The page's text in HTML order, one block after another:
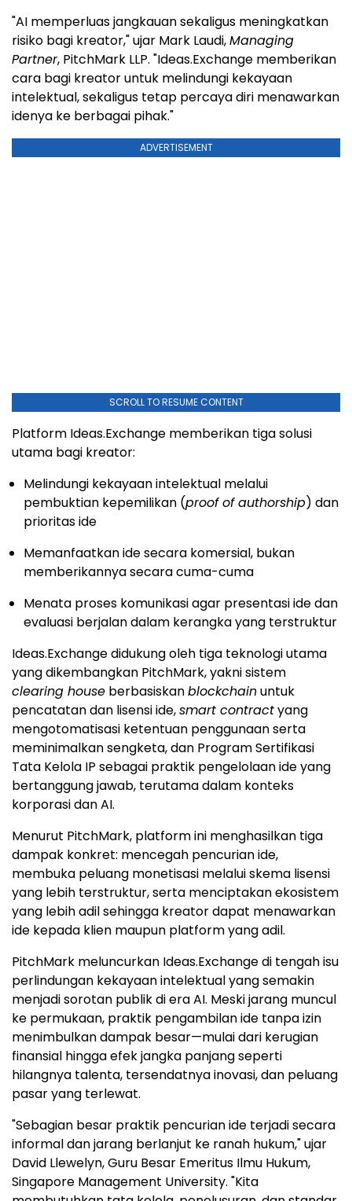
"AI memperluas jangkauan sekaligus meningkatkan
risiko bagi kreator," ujar Mark Laudi,Managing
Partner, PitchMark LLP. "Ideas.Exchange memberikan
cara bagi kreator untuk melindungi kekayaan
intelektual, sekaligus tetap percaya diri menawarkan
idenya ke berbagai pihak."
ADVERTISEMENT
SCROLL TO RESUME CONTENT
Platform Ideas.Exchange memberikan tiga solusi
utama bagi kreator:
Melindungi kekayaan intelektual melalui
pembuktian kepemilikan (proof of authorship) dan
prioritas ide
Memanfaatkan ide secara komersial, bukan
memberikannya secara cuma-cuma
Menata proses komunikasi agar presentasi ide dan
evaluasi berjalan dalam kerangka yang terstruktur
Ideas.Exchange didukung oleh tiga teknologi utama
yang dikembangkan PitchMark, yakni sistem
clearing house berbasiskanblockchainuntuk
pencatatan dan lisensi ide,smart contractyang
mengotomatisasi ketentuan penggunaan serta
meminimalkan sengketa, dan Program Sertifikasi
Tata Kelola IP sebagai praktik pengelolaan ide yang
bertanggung jawab, terutama dalam konteks
korporasi dan AI.
Menurut PitchMark, platform ini menghasilkan tiga
dampak konkret: mencegah pencurian ide,
membuka peluang monetisasi melalui skema lisensi
yang lebih terstruktur, serta menciptakan ekosistem
yang lebih adil sehingga kreator dapat menawarkan
ide kepada klien maupun platform yang adil.
PitchMark meluncurkan Ideas.Exchange di tengah isu
perlindungan kekayaan intelektual yang semakin
menjadi sorotan publik di era AI. Meski jarang muncul
ke permukaan, praktik pengambilan ide tanpa izin
menimbulkan dampak besar—mulai dari kerugian
finansial hingga efek jangka panjang seperti
hilangnya talenta, tersendatnya inovasi, dan peluang
pasar yang terlewat.
"Sebagian besar praktik pencurian ide terjadi secara
informal dan jarang berlanjut ke ranah hukum," ujar
David Llewelyn, Guru Besar Emeritus Ilmu Hukum,
Singapore Management University. "Kita